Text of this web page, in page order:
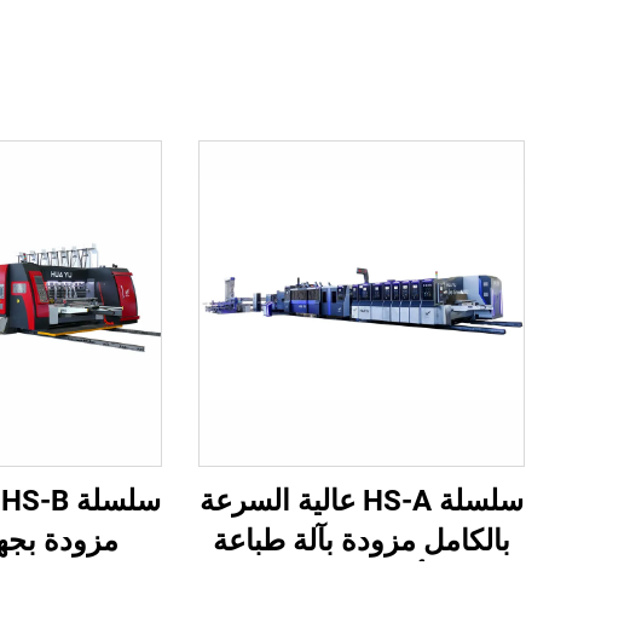
سلسلة HS-A عالية السرعة
بالكامل مزودة بآلة طباعة
مزودة